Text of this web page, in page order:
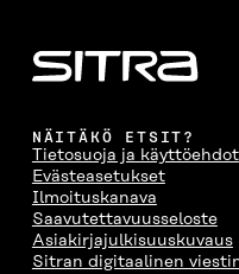
NÄITÄKÖ ETSIT?
Tietosuoja ja käyttöehdot
Evästeasetukset
Ilmoituskanava
Saavutettavuusseloste
Asiakirjajulkisuuskuvaus
Sitran digitaalinen